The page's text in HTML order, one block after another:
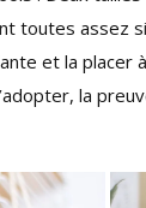
toutes assez
et la placer
la